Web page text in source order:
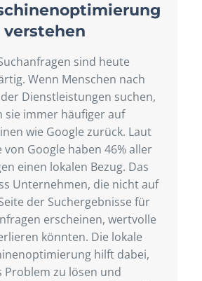
verstehen
sind heute
Wenn Menschen nach
Dienstleistungen suchen,
sie immer häufiger auf
wie Google zurück. Laut
von Google haben 46% aller
einen lokalen Bezug. Das
Unternehmen, die nicht auf
der Suchergebnisse für
erscheinen, wertvolle
könnten. Die lokale
hilft dabei,
Problem zu lösen und